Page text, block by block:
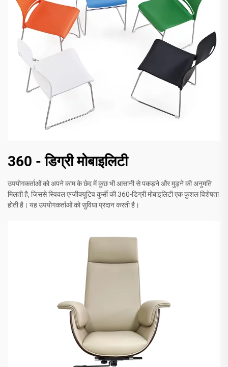
360 - डिग्री मोबाइलिटी
उपयोगकर्ताओं को अपने काम के छेद में कुछ भी आसानी से पकड़ने और मुड़ने की अनुमति
मिलती है, जिससे स्विवल एग्जीक्यूटिव कुर्सी की 360-डिग्री मोबाइलिटी एक कुशल विशेषता
होती है। यह उपयोगकर्ताओं को सुविधा प्रदान करती है।